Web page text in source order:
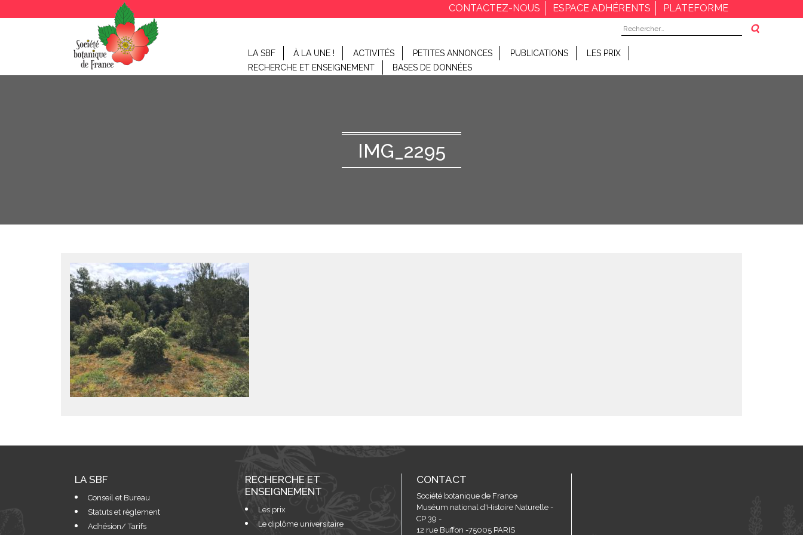
CONTACTEZ-NOUS ESPACE ADHÉRENTS
PLATEFORME
Rechercher :
LA SBF À LA UNE ! ACTIVITÉS PETITES ANNONCES PUBLICATIONS
LES PRIX
RECHERCHE ET ENSEIGNEMENT
BASES DE DONNÉES
IMG_2295
LA SBF
Conseil et Bureau
Statuts et règlement
Adhésion/ Tarifs
RECHERCHE ET
ENSEIGNEMENT
Les prix
Le diplôme universitaire
CONTACT
Société botanique de France
Muséum national d'Histoire Naturelle -
CP 39 -
12 rue Buffon -75005 PARIS